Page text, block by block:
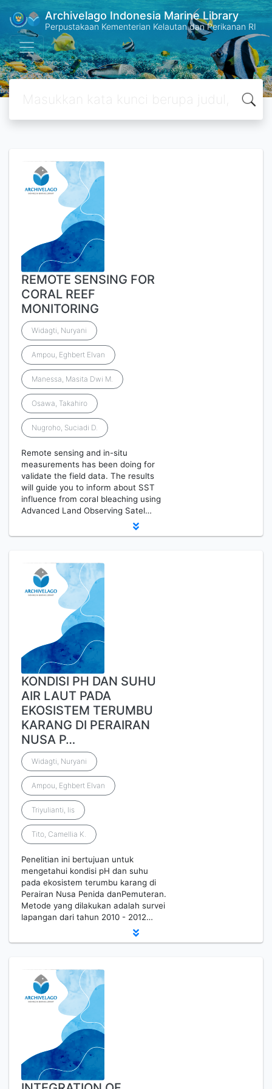
Archivelago Indonesia Marine Library
Perpustakaan Kementerian Kelautan dan Perikanan RI
REMOTE SENSING FOR
CORAL REEF
MONITORING
Widagti, Nuryani
Ampou, Eghbert Elvan
Manessa, Masita Dwi M.
Osawa, Takahiro
Nugroho, Suciadi D.
Remote sensing and in-situ
measurements has been doing for
validate the field data. The results
will guide you to inform about SST
influence from coral bleaching using
Advanced Land Observing Satel…
KONDISI PH DAN SUHU
AIR LAUT PADA
EKOSISTEM TERUMBU
KARANG DI PERAIRAN
NUSA P…
Widagti, Nuryani
Ampou, Eghbert Elvan
Triyulianti, Iis
Tito, Camellia K.
Penelitian ini bertujuan untuk
mengetahui kondisi pH dan suhu
pada ekosistem terumbu karang di
Perairan Nusa Penida danPemuteran.
Metode yang dilakukan adalah survei
lapangan dari tahun 2010 - 2012…